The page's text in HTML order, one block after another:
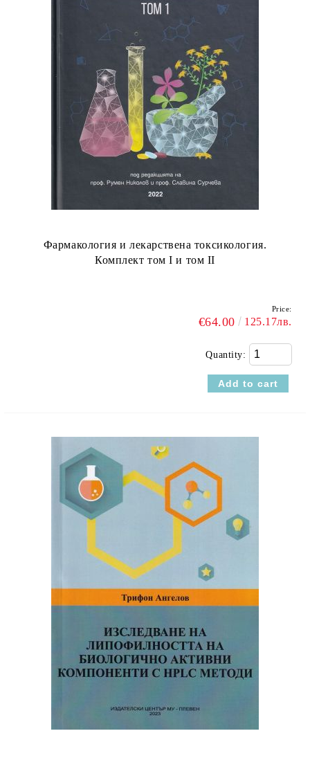
Фармакология и лекарствена токсикология.
Комплект том I и том II
Price:
€64.00 125.17лв.
Quantity: